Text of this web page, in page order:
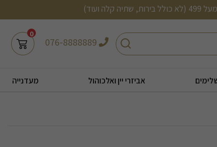
חיפוש
0
אביזרי יין ואלכוהול מעדנייה